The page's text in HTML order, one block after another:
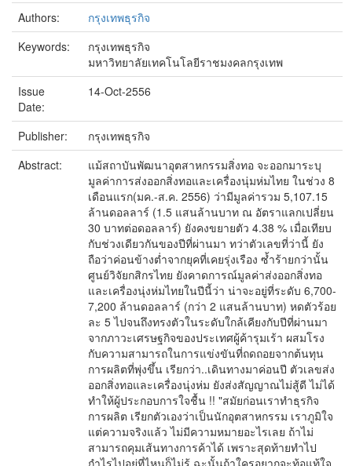
Authors:
กรุงเทพธุรกิจ
Keywords:
กรุงเทพธุรกิจ
มหาวิทยาลัยเทคโนโลยีราชมงคลกรุงเทพ
Issue
Date:
14-Oct-2556
Publisher:
กรุงเทพธุรกิจ
Abstract:
แม้สถาบันพัฒนาอุตสาหกรรมสิ่งทอ จะออกมาระบุ
มูลค่าการส่งออกสิ่งทอและเครื่องนุ่มห่มไทย ในช่วง 8
เดือนแรก(มค.-ส.ค. 2556) ว่ามีมูลค่ารวม 5,107.15
ล้านดอลลาร์ (1.5 แสนล้านบาท ณ อัตราแลกเปลี่ยน
30 บาทต่อดอลลาร์) ยังคงขยายตัว 4.38 % เมื่อเทียบ
กับช่วงเดียวกันของปีที่ผ่านมา ทว่าตัวเลขที่ว่านี้ ยัง
ถือว่าค่อนข้างต่ำจากยุคที่เคยรุ่งเรือง ซ้ำร้ายกว่านั้น
ศูนย์วิจัยกสิกรไทย ยังคาดการณ์มูลค่าส่งออกสิ่งทอ
และเครื่องนุ่งห่มไทยในปีนี้ว่า น่าจะอยู่ที่ระดับ 6,700-
7,200 ล้านดอลลาร์ (กว่า 2 แสนล้านบาท) หดตัวร้อย
ละ 5 ไปจนถึงทรงตัวในระดับใกล้เคียงกับปีที่ผ่านมา
จากภาวะเศรษฐกิจของประเทศผู้ค้ารุมเร้า ผสมโรง
กับความสามารถในการแข่งขันที่ถดถอยจากต้นทุน
การผลิตที่พุ่งขึ้น เรียกว่า..เดินทางมาค่อนปี ตัวเลขส่ง
ออกสิ่งทอและเครื่องนุ่งห่ม ยังส่งสัญญาณไม่สู้ดี ไม่ได้
ทำให้ผู้ประกอบการใจชื้น !! "สมัยก่อนเราทำธุรกิจ
การผลิต เรียกตัวเองว่าเป็นนักอุตสาหกรรม เราภูมิใจ
แต่ความจริงแล้ว ไม่มีความหมายอะไรเลย ถ้าไม่
สามารถคุมเส้นทางการค้าได้ เพราะสุดท้ายทำไป
กำไรไปอยู่ที่ไหนก็ไม่รู้ ฉะนั้นถ้าใครอยากจะท้อแท้ใจ